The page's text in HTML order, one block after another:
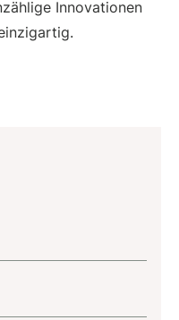
Innovationen